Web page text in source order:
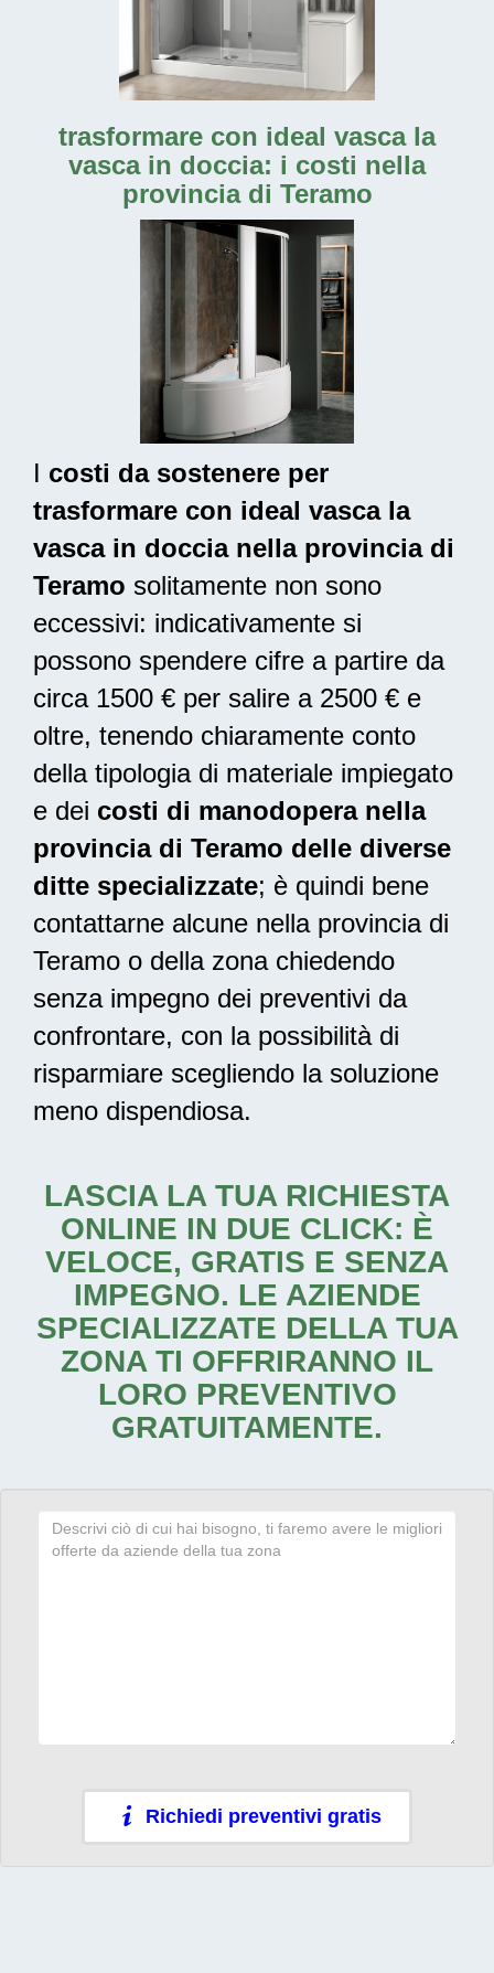
trasformare con ideal vasca la
vasca in doccia: i costi nella
provincia di Teramo
I costi da sostenere per
trasformare con ideal vasca la
vasca in doccia nella provincia di
Teramo solitamente non sono
eccessivi: indicativamente si
possono spendere cifre a partire da
circa 1500 € per salire a 2500 € e
oltre, tenendo chiaramente conto
della tipologia di materiale impiegato
e dei costi di manodopera nella
provincia di Teramo delle diverse
ditte specializzate; è quindi bene
contattarne alcune nella provincia di
Teramo o della zona chiedendo
senza impegno dei preventivi da
confrontare, con la possibilità di
risparmiare scegliendo la soluzione
meno dispendiosa.
LASCIA LA TUA RICHIESTA
ONLINE IN DUE CLICK: È
VELOCE, GRATIS E SENZA
IMPEGNO. LE AZIENDE
SPECIALIZZATE DELLA TUA
ZONA TI OFFRIRANNO IL
LORO PREVENTIVO
GRATUITAMENTE.
Richiedi preventivi gratis